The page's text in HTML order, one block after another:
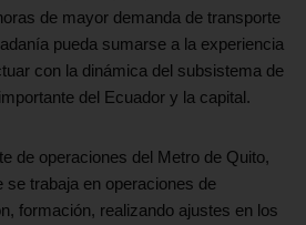
de mayor demanda de transporte
pueda sumarse a la experiencia
con la dinámica del subsistema de
del Ecuador y la capital.
de operaciones del Metro de Quito,
se trabaja en operaciones de
formación, realizando ajustes en los